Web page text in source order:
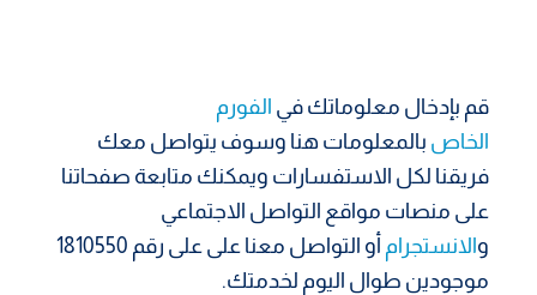
قم بإدخال معلوماتك في الفورم
الخاص بالمعلومات هنا وسوف يتواصل معك
فريقنا لكل الاستفسارات ويمكنك متابعة صفحاتنا
على منصات مواقع التواصل الاجتماعي
والانستجرام
أو التواصل معنا على على رقم 1810550
موجودين طوال اليوم لخدمتك.